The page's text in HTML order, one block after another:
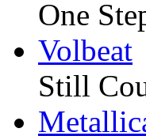
One
Volbeat
Still